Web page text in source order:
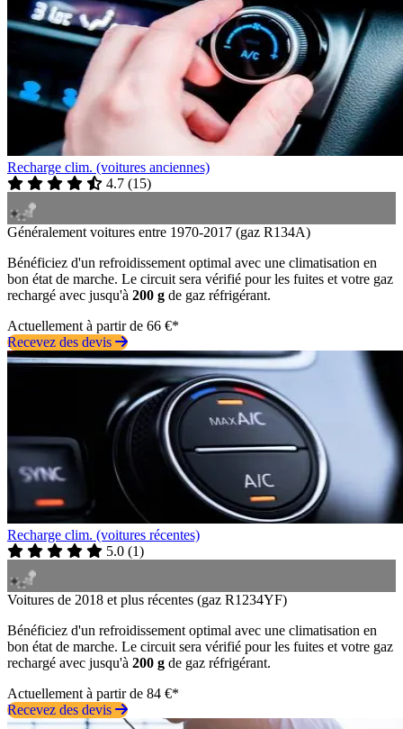
Recharge clim. (voitures anciennes)
4.7 (15)
Généralement voitures entre 1970-2017 (gaz R134A)
Bénéficiez d'un refroidissement optimal avec une climatisation en
bon état de marche. Le circuit sera vérifié pour les fuites et votre gaz
rechargé avec jusqu'à 200 g de gaz réfrigérant.
Actuellement à partir de 66 €*
Recevez des devis
Recharge clim. (voitures récentes)
5.0 (1)
Voitures de 2018 et plus récentes (gaz R1234YF)
Bénéficiez d'un refroidissement optimal avec une climatisation en
bon état de marche. Le circuit sera vérifié pour les fuites et votre gaz
rechargé avec jusqu'à 200 g de gaz réfrigérant.
Actuellement à partir de 84 €*
Recevez des devis